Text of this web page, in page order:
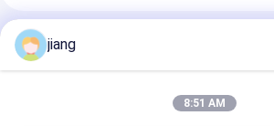
Geadviseerde Producten
jiang
8:51 AM